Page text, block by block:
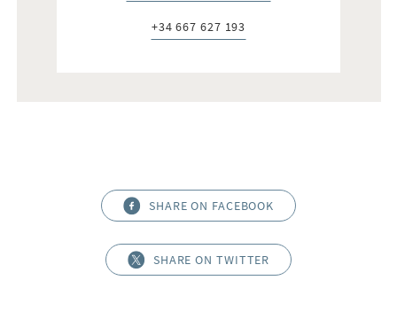
Telefon:
+34 667 627 193
SHARE ON FACEBOOK
SHARE ON TWITTER